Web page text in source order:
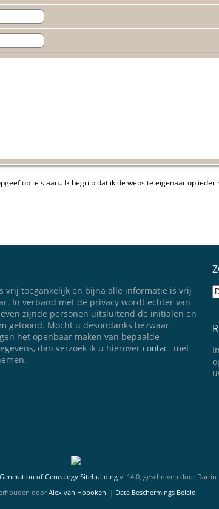
op te slaan.. Ik begrijp dat ik de website eigenaar op
vrij toegankelijk en bijna alle informatie is vrij
In verband met de privacy wordt echter van
zijnde personen uitsluitend de initialen en
getoond. Mocht u desondanks bezwaar
het openbaar maken van bepaalde
dan verzoek ik u hierover contact met
of Genealogy Sitebuilding v. 14.0, geschreven door
doorAlex van Hoboken. | Data Beschermings Beleid.